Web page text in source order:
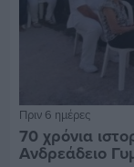
Πριν 6 ημέρες
70 χρόνια
Ανδρεάδειο